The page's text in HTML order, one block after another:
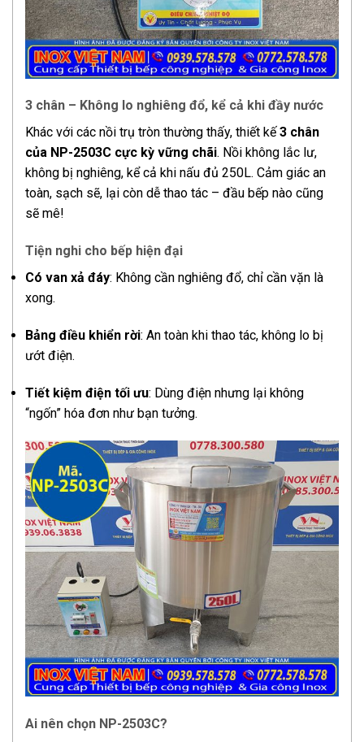
3 chân – Không lo nghiêng đổ, kể cả khi đầy nước
Khác với các nồi trụ tròn thường thấy, thiết kế3 chân
của NP-2503C cực kỳ vững chãi. Nồi không lắc lư,
không bị nghiêng, kể cả khi nấu đủ 250L. Cảm giác an
toàn, sạch sẽ, lại còn dễ thao tác – đầu bếp nào cũng
sẽ mê!
Tiện nghi cho bếp hiện đại
Có van xả đáy: Không cần nghiêng đổ, chỉ cần vặn là
xong.
Bảng điều khiển rời: An toàn khi thao tác, không lo bị
ướt điện.
Tiết kiệm điện tối ưu: Dùng điện nhưng lại không
“ngốn” hóa đơn như bạn tưởng.
Ai nên chọn NP-2503C?